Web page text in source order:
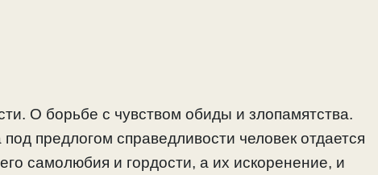
О борьбе с чувством обиды и злопамятства.
предлогом справедливости человек отдается
самолюбия и гордости, а их искоренение, и